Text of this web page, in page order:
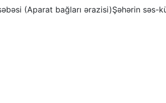
(Aparat bağları ərazisi)Şəhərin